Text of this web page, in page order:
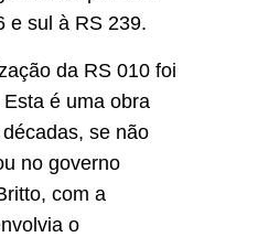
e sul à RS 239.
da RS 010 foi
é uma obra
se não
no governo
com a
o